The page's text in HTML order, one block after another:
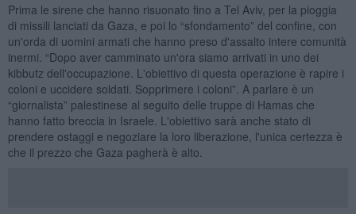
Prima le sirene che hanno risuonato fino a Tel Aviv, per la pioggia
di missili lanciati da Gaza, e poi lo “sfondamento” del confine, con
un'orda di uomini armati che hanno preso d'assalto intere comunità
inermi. “Dopo aver camminato un'ora siamo arrivati in uno dei
kibbutz dell'occupazione. L'obiettivo di questa operazione è rapire i
coloni e uccidere soldati. Sopprimere i coloni”. A parlare è un
“giornalista” palestinese al seguito delle truppe di Hamas che
hanno fatto breccia in Israele. L'obiettivo sarà anche stato di
prendere ostaggi e negoziare la loro liberazione, l'unica certezza è
che il prezzo che Gaza pagherà è alto.